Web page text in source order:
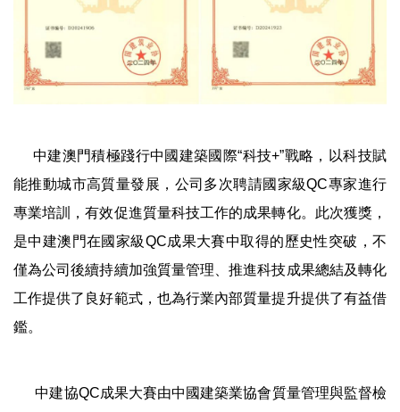
中建澳門積極踐行中國建築國際“科技+”戰略，以科技賦
能推動城市高質量發展，公司多次聘請國家級QC專家進行
專業培訓，有效促進質量科技工作的成果轉化。此次獲獎，
是中建澳門在國家級QC成果大賽中取得的歷史性突破，不
僅為公司後續持續加強質量管理、推進科技成果總結及轉化
工作提供了良好範式，也為行業內部質量提升提供了有益借
鑑。
中建協QC成果大賽由中國建築業協會質量管理與監督檢